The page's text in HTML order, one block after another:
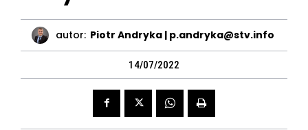
autor: Piotr Andryka | p.andryka@stv.info
14/07/2022